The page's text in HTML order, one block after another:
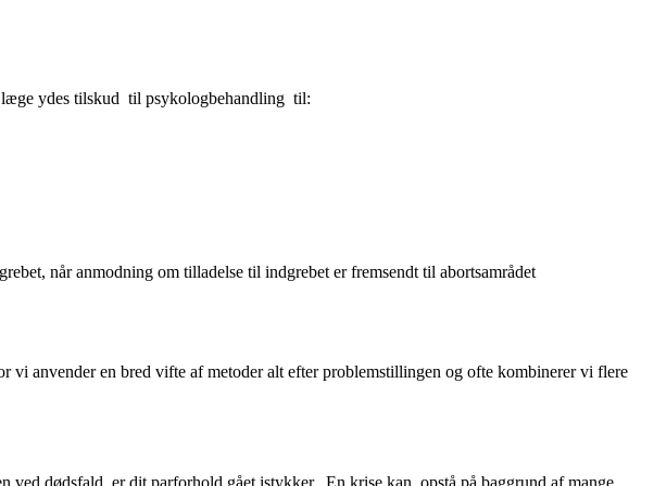
læge ydes tilskud til psykologbehandling til:
når anmodning om tilladelse til indgrebet er fremsendt til abortsamrådet
anvender en bred vifte af metoder alt efter problemstillingen og ofte kombinerer vi flere
dødsfald, er dit parforhold gået istykker. En krise kan opstå på baggrund af mange